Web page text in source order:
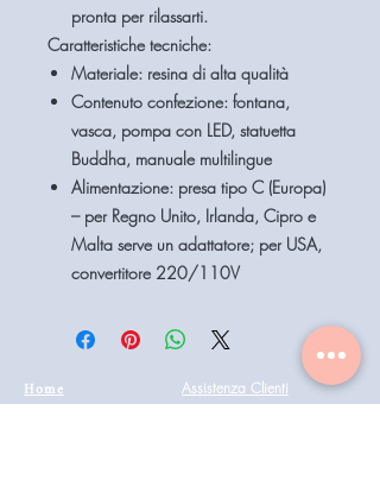
pronta per rilassarti.
Caratteristiche tecniche:
Materiale: resina di alta qualità
Contenuto confezione: fontana,
vasca, pompa con LED, statuetta
Buddha, manuale multilingue
Alimentazione: presa tipo C (Europa)
– per Regno Unito, Irlanda, Cipro e
Malta serve un adattatore; per USA,
convertitore 220/110V
Home
Assistenza Clienti